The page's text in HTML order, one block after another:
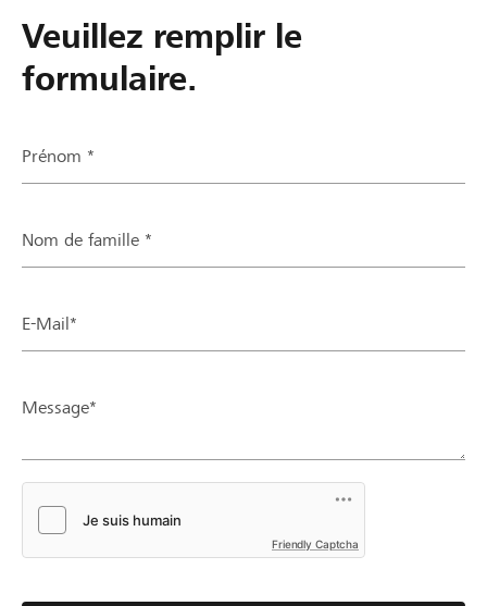
Veuillez remplir le
formulaire.
Prénom *
Nom de famille *
E-Mail*
Message*
Friendly Captcha